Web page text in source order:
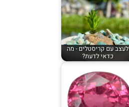
לעצב עם קריסטלים - מה
כדאי לדעת?